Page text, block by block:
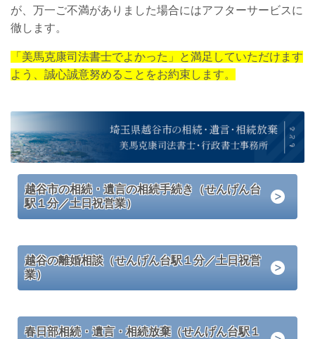
が、万一ご不満がありました場合にはアフターサービスに
徹します。
「美馬克康司法書士でよかった」と満足していただけます
よう、誠心誠意努めることをお約束します。
越谷市の相続・遺言の相続手続き（せんげん台
駅１分／土日祝営業）
越谷の離婚相談（せんげん台駅１分／土日祝営
業）
春日部相続・遺言・相続放棄（せんげん台駅１